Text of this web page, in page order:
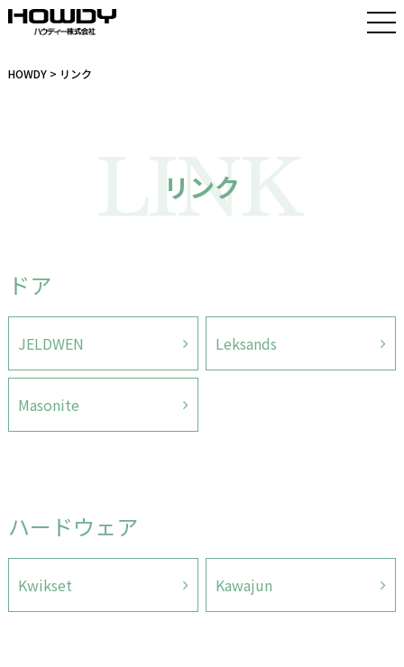
HOWDY> リンク
リンク
ドア
JELDWEN Leksands
Masonite
ハードウェア
Kwikset Kawajun